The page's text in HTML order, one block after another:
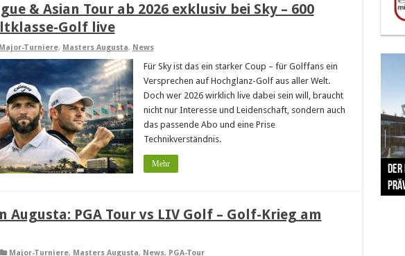
& Asian Tour ab 2026 exklusiv bei Sky – 600
Golf live
Major-Turniere, Masters Augusta, News
Für Sky ist das ein starker Coup – für Golffans ein
Versprechen auf Hochglanz-Golf aus aller Welt.
Doch wer 2026 wirklich live dabei sein will, braucht
nicht nur Interesse und Leidenschaft, sondern auch
das passende Abo und eine Prise
Technikverständnis.
Mehr
Augusta: PGA Tour vs LIV Golf – Golf-Krieg am
Major-Turniere, Masters Augusta, News, PGA-Tour
The